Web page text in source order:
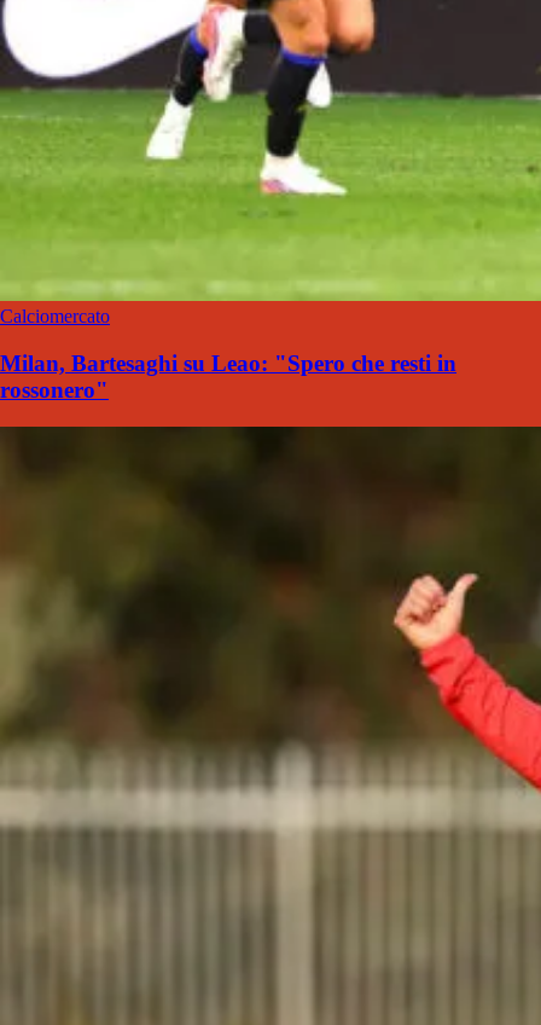
Calciomercato
Milan, Bartesaghi su Leao: "Spero che resti in
rossonero"